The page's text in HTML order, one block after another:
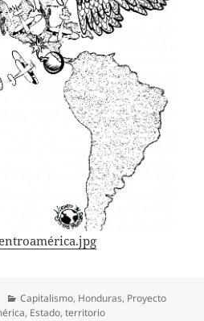
Categorías
Capitalismo, Honduras, Proyecto
, Estado,territorio